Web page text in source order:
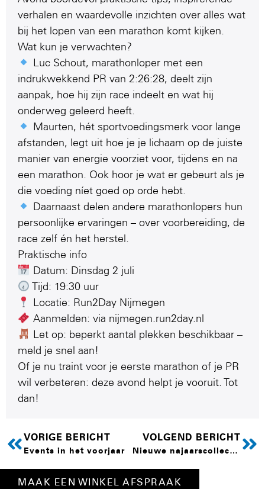
verhalen en waardevolle inzichten over alles wat
bij het lopen van een marathon komt kijken.
Wat kun je verwachten?
Luc Schout, marathonloper met een
indrukwekkend PR van 2:26:28, deelt zijn
aanpak, hoe hij zijn race indeelt en wat hij
onderweg geleerd heeft.
Maurten, hét sportvoedingsmerk voor lange
afstanden, legt uit hoe je je lichaam op de juiste
manier van energie voorziet voor, tijdens en na
een marathon. Ook hoor je wat er gebeurt als je
die voeding níet goed op orde hebt.
Daarnaast delen andere marathonlopers hun
persoonlijke ervaringen – over voorbereiding, de
race zelf én het herstel.
Praktische info
Datum: Dinsdag 2 juli
Tijd: 19:30 uur
Locatie: Run2Day Nijmegen
Aanmelden: via nijmegen.run2day.nl
Let op: beperkt aantal plekken beschikbaar –
meld je snel aan!
Of je nu traint voor je eerste marathon of je PR
wil verbeteren: deze avond helpt je vooruit. Tot
dan!
VORIGE BERICHT
Events in het voorjaar
VOLGEND BERICHT
Nieuwe najaarscollectie beschikbaar
MAAK EEN WINKEL AFSPRAAK